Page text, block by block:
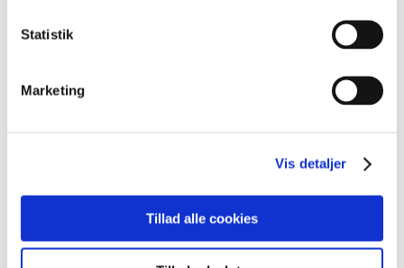
Statistik
Marketing
Vis detaljer
Tillad alle cookies
nordvestlige Odense. Åbent værksted foregår mandag til
torsdag i tidsrummet kl. 8.00-15.30. Tilmelding skal ske
Læs mere
foregår mandag til fredag i tidsrummet kl. 8.00-15.30.